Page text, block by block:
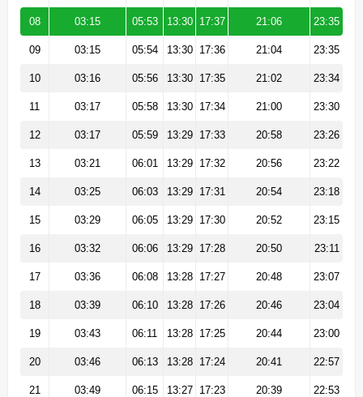
08 03:15 05:53 13:30 17:37 21:06 23:35
09 03:15 05:54 13:30 17:36 21:04 23:35
10 03:16 05:56 13:30 17:35 21:02 23:34
11 03:17 05:58 13:30 17:34 21:00 23:30
12 03:17 05:59 13:29 17:33 20:58 23:26
13 03:21 06:01 13:29 17:32 20:56 23:22
14 03:25 06:03 13:29 17:31 20:54 23:18
15 03:29 06:05 13:29 17:30 20:52 23:15
16 03:32 06:06 13:29 17:28 20:50 23:11
17 03:36 06:08 13:28 17:27 20:48 23:07
18 03:39 06:10 13:28 17:26 20:46 23:04
19 03:43 06:11 13:28 17:25 20:44 23:00
20 03:46 06:13 13:28 17:24 20:41 22:57
21 03:49 06:15 13:27 17:23 20:39 22:53